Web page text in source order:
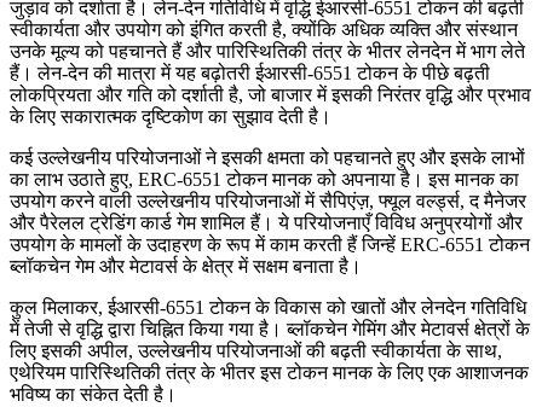
जुड़ाव को दर्शाता है। लेन-देन गतिविधि में वृद्धि ईआरसी-6551 टोकन की बढ़ती
स्वीकार्यता और उपयोग को इंगित करती है, क्योंकि अधिक व्यक्ति और संस्थान
उनके मूल्य को पहचानते हैं और पारिस्थितिकी तंत्र के भीतर लेनदेन में भाग लेते
हैं। लेन-देन की मात्रा में यह बढ़ोतरी ईआरसी-6551 टोकन के पीछे बढ़ती
लोकप्रियता और गति को दर्शाती है, जो बाजार में इसकी निरंतर वृद्धि और प्रभाव
के लिए सकारात्मक दृष्टिकोण का सुझाव देती है।
कई उल्लेखनीय परियोजनाओं ने इसकी क्षमता को पहचानते हुए और इसके लाभों
का लाभ उठाते हुए, ERC-6551 टोकन मानक को अपनाया है। इस मानक का
उपयोग करने वाली उल्लेखनीय परियोजनाओं में सैपिएंज़, फ्यूल वर्ल्ड्स, द मैनेजर
और पैरेलल ट्रेडिंग कार्ड गेम शामिल हैं। ये परियोजनाएँ विविध अनुप्रयोगों और
उपयोग के मामलों के उदाहरण के रूप में काम करती हैं जिन्हें ERC-6551 टोकन
ब्लॉकचेन गेम और मेटावर्स के क्षेत्र में सक्षम बनाता है।
कुल मिलाकर, ईआरसी-6551 टोकन के विकास को खातों और लेनदेन गतिविधि
में तेजी से वृद्धि द्वारा चिह्नित किया गया है। ब्लॉकचेन गेमिंग और मेटावर्स क्षेत्रों के
लिए इसकी अपील, उल्लेखनीय परियोजनाओं की बढ़ती स्वीकार्यता के साथ,
एथेरियम पारिस्थितिकी तंत्र के भीतर इस टोकन मानक के लिए एक आशाजनक
भविष्य का संकेत देती है।